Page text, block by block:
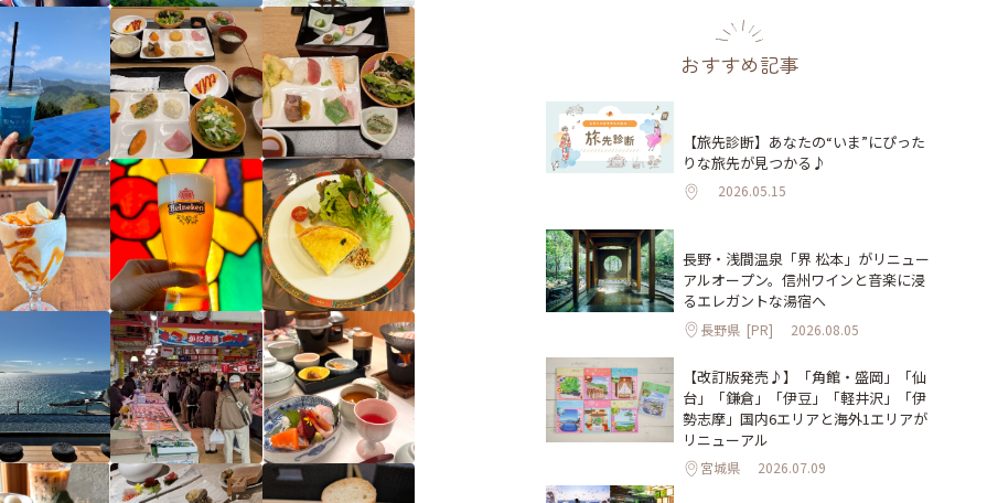
おすすめ記事
【旅先診断】あなたの“いま”にぴった
りな旅先が見つかる♪
2026.05.15
長野・浅間温泉「界 松本」がリニュー
アルオープン。信州ワインと音楽に浸
るエレガントな湯宿へ
長野県 [PR] 2026.08.05
【改訂版発売♪】「角館・盛岡」「仙
台」「鎌倉」「伊豆」「軽井沢」「伊
勢志摩」国内6エリアと海外1エリアが
リニューアル
宮城県 2026.07.09